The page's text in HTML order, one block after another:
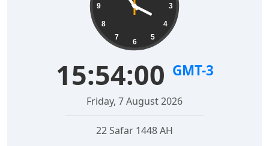
3
4
5
6
7
8
9
15:54:00 GMT-3
Friday, 7 August 2026
22 Safar 1448 AH